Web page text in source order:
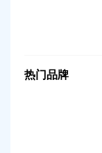
热门品牌